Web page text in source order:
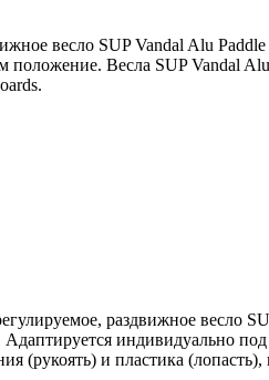
весло SUP Vandal Alu
Весла SUP Vandal
раздвижное весло
индивидуально
(рукоять) и пластика